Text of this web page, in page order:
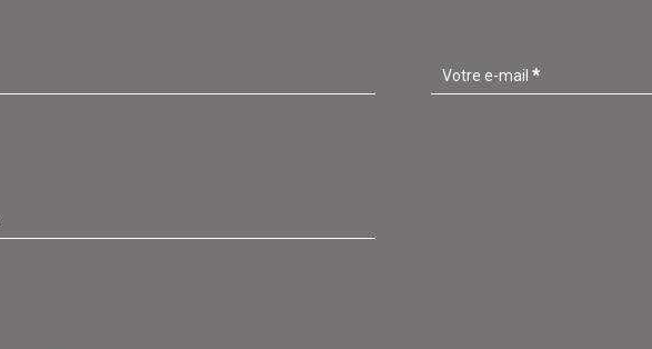
Votre e-mail *